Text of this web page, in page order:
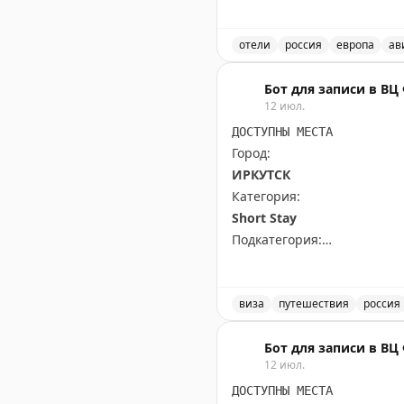
оплатить
часто более щедрые для
ссылайтесь на политику
Dan Miller |Original
отели россия европа
Бот для записи в
12 июл.
ДОСТУПНЫ МЕСТА
Город:
ИРКУТСК
Категория:
Short Stay
Подкатегория:
Доступны даты:
📆28.09.2026 (3 шт.):
Всего свободных мест:
виза путешествия россия
Бот для записи в
12 июл.
ДОСТУПНЫ МЕСТА